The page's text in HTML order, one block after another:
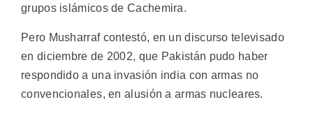
grupos islámicos de Cachemira.
Pero Musharraf contestó, en un discurso televisado
en diciembre de 2002, que Pakistán pudo haber
respondido a una invasión india con armas no
convencionales, en alusión a armas nucleares.